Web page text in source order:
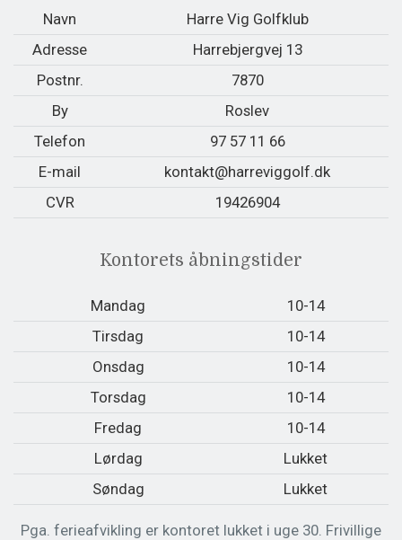
Navn
Harre Vig Golfklub
Adresse
Harrebjergvej 13
Postnr.
7870
By
Roslev
Telefon
97 57 11 66
E-mail
kontakt@harreviggolf.dk
CVR
19426904
Kontorets åbningstider
Mandag
10-14
Tirsdag
10-14
Onsdag
10-14
Torsdag
10-14
Fredag
10-14
Lørdag
Lukket
Søndag
Lukket
Pga. ferieafvikling er kontoret lukket i uge 30. Frivillige